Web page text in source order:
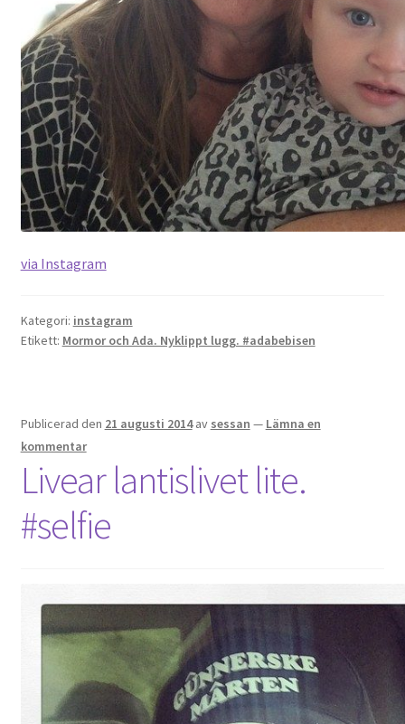
via Instagram
Kategori: instagram
Etikett: Mormor och Ada. Nyklippt lugg. #adabebisen
Publicerad den 21 augusti 2014 av sessan — Lämna en
kommentar
Livear lantislivet lite.
#selfie